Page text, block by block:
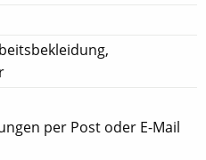
per Post oder E-Mail